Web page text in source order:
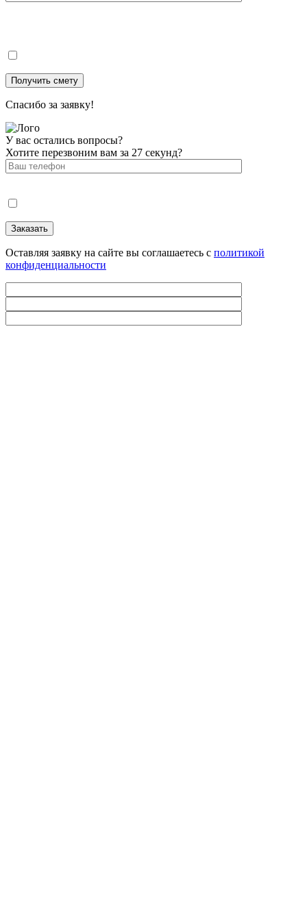
Спасибо за заявку!
У вас остались вопросы?
Хотите перезвоним вам за 27 секунд?
Оставляя заявку на сайте вы соглашаетесь с политикой
конфиденциальности